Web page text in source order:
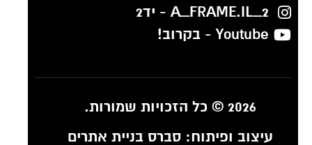
A_FRAME.IL_2 - יד2
Youtube - בקרוב!
2026 © כל הזכויות שמורות.
עיצוב ופיתוח:סברס בניית אתרים